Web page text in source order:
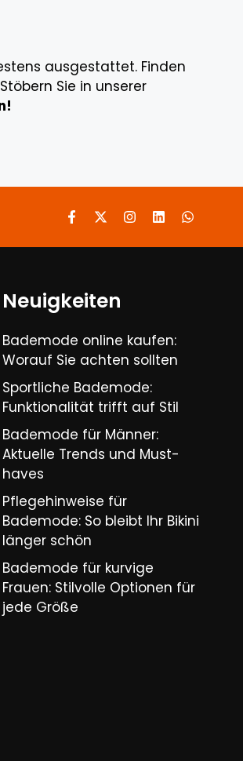
ausgestattet. Finden
Sie in unserer
Neuigkeiten
Bademode online kaufen:
Worauf Sie achten sollten
Sportliche Bademode:
Funktionalität trifft auf Stil​
Bademode für Männer:
Aktuelle Trends und Must-
haves​
Pflegehinweise für
Bademode: So bleibt Ihr Bikini
länger schön​
Bademode für kurvige
Frauen: Stilvolle Optionen für
jede Größe​